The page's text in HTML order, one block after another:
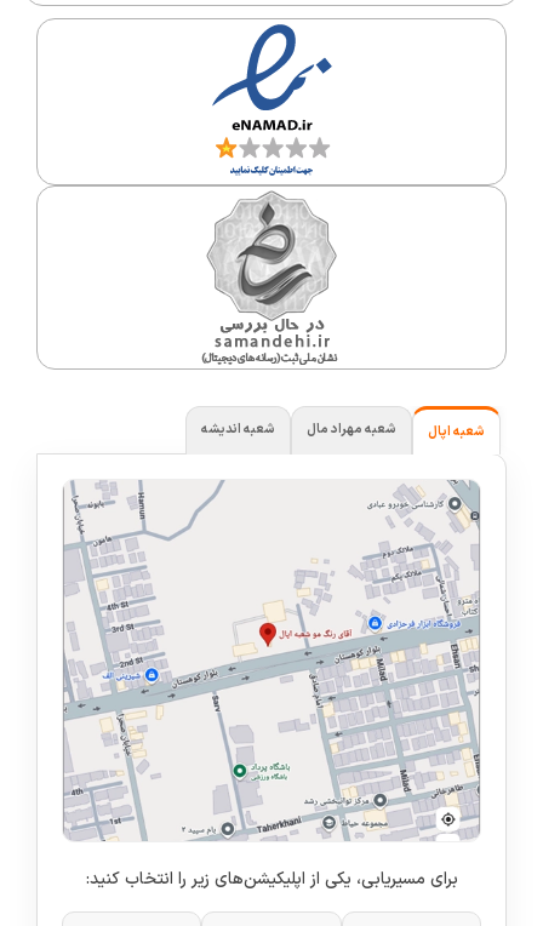
شعبه اپال شعبه مهراد مال شعبه اندیشه
برای مسیریابی، یکی از اپلیکیشن‌های زیر را انتخاب کنید: